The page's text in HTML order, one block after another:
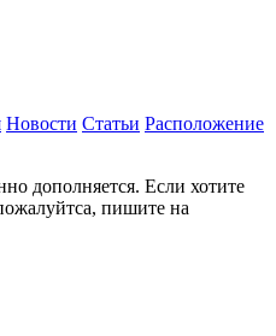
Новости Статьи Расположение
дополняется. Если хотите
пишите на